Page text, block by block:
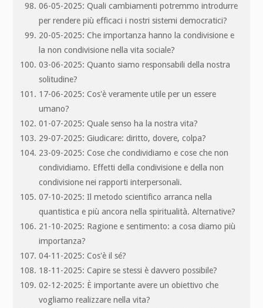
06-05-2025: Quali cambiamenti potremmo introdurre
per rendere più efficaci i nostri sistemi democratici?
20-05-2025: Che importanza hanno la condivisione e
la non condivisione nella vita sociale?
03-06-2025: Quanto siamo responsabili della nostra
solitudine?
17-06-2025: Cos'è veramente utile per un essere
umano?
01-07-2025: Quale senso ha la nostra vita?
29-07-2025: Giudicare: diritto, dovere, colpa?
23-09-2025: Cose che condividiamo e cose che non
condividiamo. Effetti della condivisione e della non
condivisione nei rapporti interpersonali.
07-10-2025: Il metodo scientifico arranca nella
quantistica e più ancora nella spiritualità. Alternative?
21-10-2025: Ragione e sentimento: a cosa diamo più
importanza?
04-11-2025: Cos'è il sé?
18-11-2025: Capire se stessi è davvero possibile?
02-12-2025: È importante avere un obiettivo che
vogliamo realizzare nella vita?